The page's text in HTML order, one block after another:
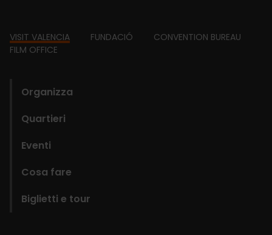
Footer
VISIT VALENCIA FUNDACIÓ
CONVENTION BUREAU
FILM OFFICE
Organizza
Quartieri
Eventi
Cosa fare
Biglietti e tour